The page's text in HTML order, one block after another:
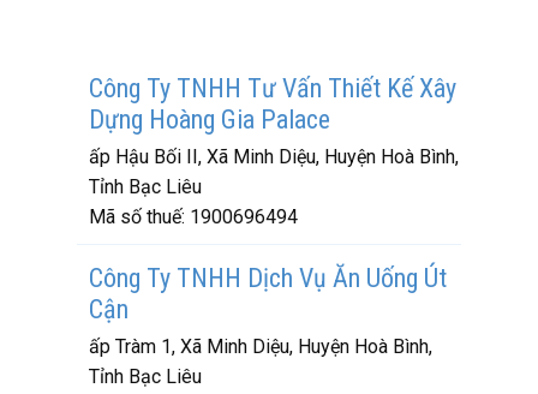
Công Ty TNHH Tư Vấn Thiết Kế Xây
Dựng Hoàng Gia Palace
ấp Hậu Bối II, Xã Minh Diệu, Huyện Hoà Bình,
Tỉnh Bạc Liêu
Mã số thuế: 1900696494
Công Ty TNHH Dịch Vụ Ăn Uống Út
Cận
ấp Tràm 1, Xã Minh Diệu, Huyện Hoà Bình,
Tỉnh Bạc Liêu